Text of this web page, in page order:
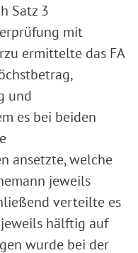
Satz 3
mit
ermittelte das FA
und
es bei beiden
ansetzte, welche
jeweils
verteilte es
hälftig auf
wurde bei der